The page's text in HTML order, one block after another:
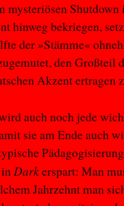
mysteriösen
hinweg bekriegen,
der »Stämme«
den Großteil
Akzent ertragen
auch noch jede
sie am Ende auch
Darkerspart: Man
Jahrzehnt man